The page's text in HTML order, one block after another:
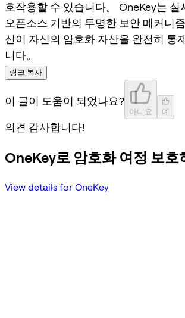
호작용할 수 있습니다。 OneKey는 실
오픈소스 기반의 투명한 보안 메커니
신이 자신의 암호화 자산을 완전히 통
니다。
링크 복사
이 글이 도움이 되었나요?
아니요 예
의견 감사합니다!
OneKey로 암호화 여정 보호
View details for OneKey